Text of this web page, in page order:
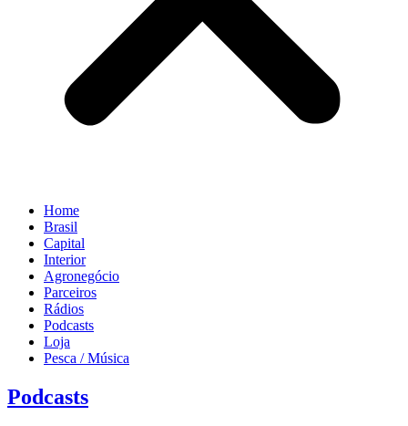
Home
Brasil
Capital
Interior
Agronegócio
Parceiros
Rádios
Podcasts
Loja
Pesca / Música
Podcasts